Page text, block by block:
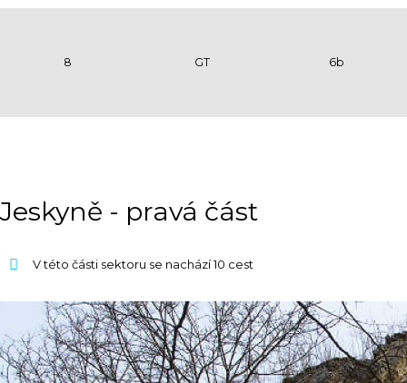
8 GT 6b
Jeskyně - pravá část
V této části sektoru se nachází 10 cest